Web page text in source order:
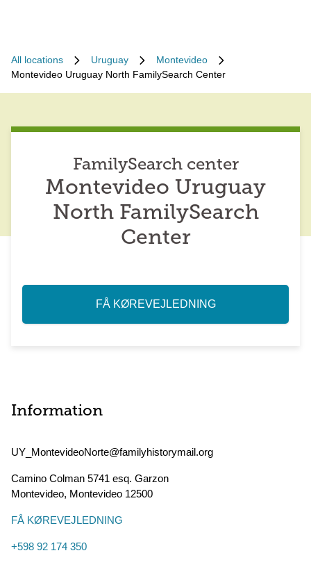
All locations Uruguay
Montevideo
Montevideo Uruguay North FamilySearch Center
FamilySearch center
Montevideo Uruguay
North FamilySearch
Center
FÅ KØREVEJLEDNING
Information
UY_MontevideoNorte@familyhistorymail.org
Camino Colman 5741 esq. Garzon
Montevideo, Montevideo 12500
FÅ KØREVEJLEDNING
+598 92 174 350